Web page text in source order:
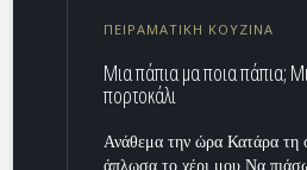
ΠΕΙΡΑΜΑΤΙΚΗ ΚΟΥΖΙΝΑ
Μια πάπια μα ποια πάπια;
πορτοκάλι
Ανάθεμα την ώρα Κατάρα τη
άπλωσα το χέρι μου Να